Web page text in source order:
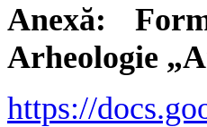
Anexă:
Arheologie
https://